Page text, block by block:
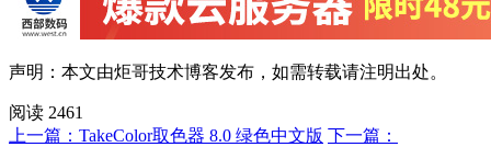
声明：本文由炬哥技术博客发布，如需转载请注明出处。
阅读 2461
上一篇：TakeColor取色器 8.0 绿色中文版 下一篇：